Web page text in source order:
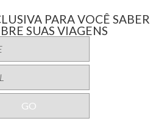
PARA VOCÊ SABER
SUAS VIAGENS